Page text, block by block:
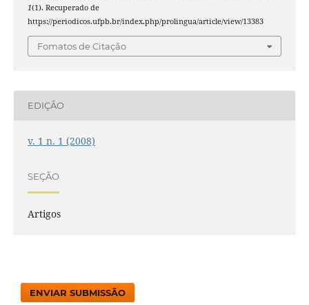
1(1). Recuperado de
https://periodicos.ufpb.br/index.php/prolingua/article/view/13383
Fomatos de Citação
EDIÇÃO
v. 1 n. 1 (2008)
SEÇÃO
Artigos
ENVIAR SUBMISSÃO